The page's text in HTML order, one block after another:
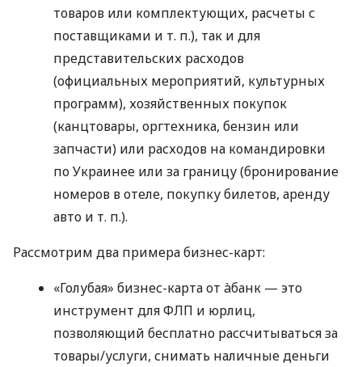
товаров или комплектующих, расчеты с
поставщиками и т. п.), так и для
представительских расходов
(официальных мероприятий, культурных
программ), хозяйственных покупок
(канцтовары, оргтехника, бензин или
запчасти) или расходов на командировки
по Украинее или за границу (бронирование
номеров в отеле, покупку билетов, аренду
авто и т. п.).
Рассмотрим два примера бизнес-карт:
«Голубая» бизнес-карта от àбанк — это
инструмент для ФЛП и юрлиц,
позволяющий бесплатно рассчитываться за
товары/услуги, снимать наличные деньги